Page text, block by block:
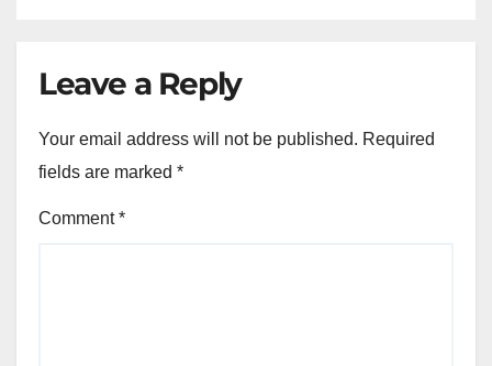
Leave a Reply
Your email address will not be published. Required
fields are marked *
Comment*